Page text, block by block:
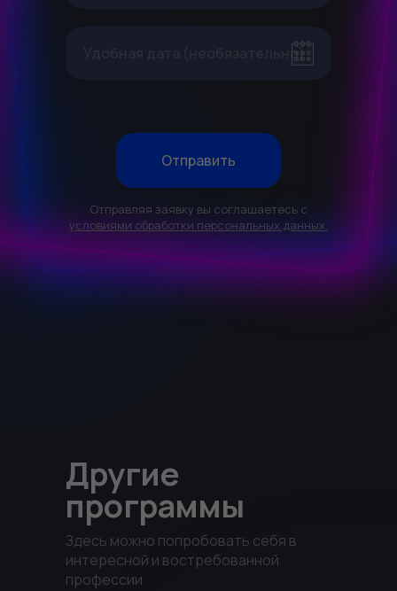
Удобная дата (необязательно)
Отправить
Отправляя заявку вы соглашаетесь с
условиями обработки персональных данных.
Другие
программы
Здесь можно попробовать себя в
интересной и востребованной
профессии